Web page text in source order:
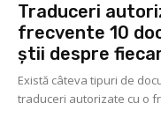
Traduceri
frecvente 10
știi despre
Există câteva tipuri de
traduceri autorizate cu o